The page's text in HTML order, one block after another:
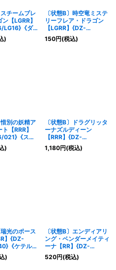
スチームブレ
【LGRR】
LG16}《ダー
)
〔状態B〕時空竜ミステ
リーフレア・ドラゴン
【LGRR】{DZ-
SS16/LG12}《ダークス
テイツ》
150円(税込)
惜別の妖精ア
【RRR】
021}《スト
)
〔状態B〕ドラグリッタ
ーナズルディーン
【RRR】{DZ-
SS16/004}《ドラゴン
エンパイア》
1,180円(税込)
瑞光のポース
】{DZ-
《ケテルサ
》
)
〔状態B〕エンディアリ
ング・ベンダーメイティ
ーナ【RR】{DZ-
SS16/041}《ブラントゲ
ート》
520円(税込)